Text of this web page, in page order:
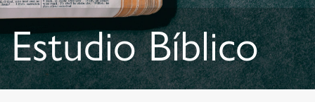
Estudio Bíblico